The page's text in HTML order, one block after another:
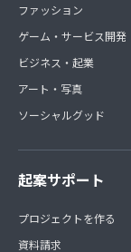
ファッション
ゲーム・サービス開発
ビジネス・起業
アート・写真
ソーシャルグッド
起案サポート
プロジェクトを作る
資料請求